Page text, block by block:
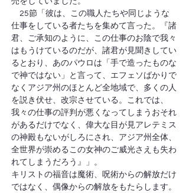
25節「彼は、この職人たちや同じような
仕事をしている者たちを集めて言った。『諸
君、ご承知のように、この仕事のお陰で我々
はもうけているのだが、諸君が見聞きしてい
るとおり、あのパウロは「手で造ったものな
で神ではない」と言って、エフェソばかりで
なくアジア州のほとんど全地域で、多くの人
を説き伏せ、改宗させている。これでは、
我々の仕事の評判が悪くなってしまうおそれ
があるだけでなく、偉大な目が見アレテミス
の神殿もないがしろにされ、アジア州全体、
全世界が崇めるこの女神のご威光さえも失わ
れてしまうだろう』」。
キリストの福音は魔術、呪術からの解放だけ
ではなく、偶像からの解放をもたらします。